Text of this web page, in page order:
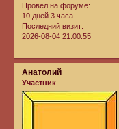
Провел на форуме:
10 дней 3 часа
Последний визит:
2026-08-04 21:00:55
Анатолий
Участник